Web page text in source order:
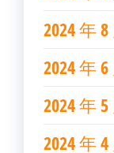
2024 年 8
2024 年 6
2024 年 5
2024 年 4